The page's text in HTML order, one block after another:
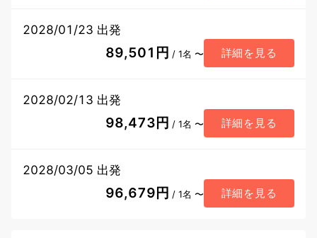
2028/01/23 出発
89,501円 / 1名 〜 詳細を見る
2028/02/13 出発
98,473円 / 1名 〜 詳細を見る
2028/03/05 出発
96,679円 / 1名 〜 詳細を見る